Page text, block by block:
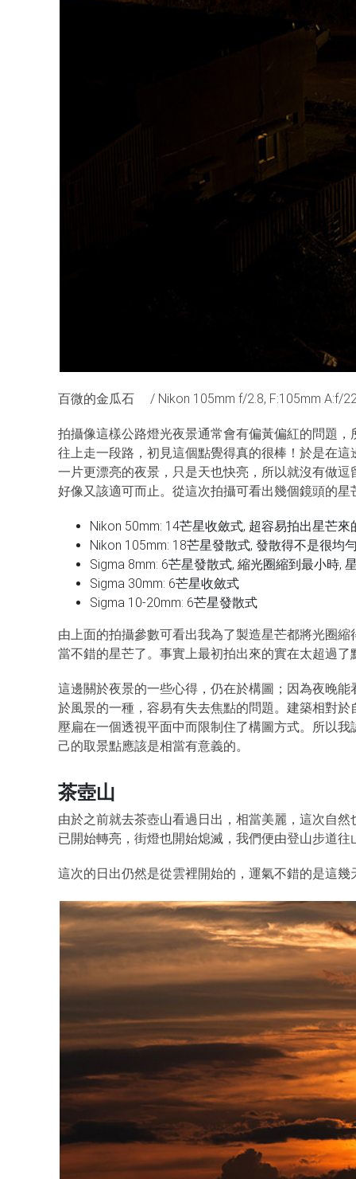
百微的金瓜石 / Nikon 105mm f/2.8, F:105mm A:f/
拍攝像這樣公路燈光夜景通常會有偏黃偏紅的問題
往上走一段路，初見這個點覺得真的很棒！於是在
一片更漂亮的夜景，只是天也快亮，所以就沒有做
好像又該適可而止。從這次拍攝可看出幾個鏡頭的星
Nikon 50mm: 14芒星收斂式, 超容易拍出星芒
Nikon 105mm: 18芒星發散式, 發散得不是很均
Sigma 8mm: 6芒星發散式, 縮光圈縮到最小時,
Sigma 30mm: 6芒星收斂式
Sigma 10-20mm: 6芒星發散式
由上面的拍攝參數可看出我為了製造星芒都將光圈
當不錯的星芒了。事實上最初拍出來的實在太超過
這邊關於夜景的一些心得，仍在於構圖；因為夜晚
於風景的一種，容易有失去焦點的問題。建築相對
壓扁在一個透視平面中而限制住了構圖方式。所以
己的取景點應該是相當有意義的。
茶壺山
由於之前就去茶壺山看過日出，相當美麗，這次自
已開始轉亮，街燈也開始熄滅，我們便由登山步道往
這次的日出仍然是從雲裡開始的，運氣不錯的是這